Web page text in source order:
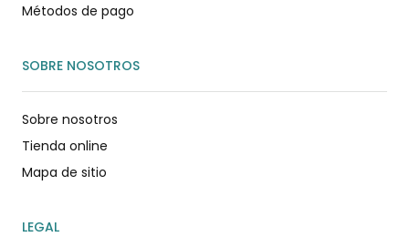
Métodos de pago
SOBRE NOSOTROS
Sobre nosotros
Tienda online
Mapa de sitio
LEGAL